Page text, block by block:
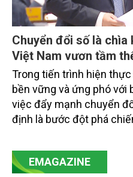
Chuyển đổi số là
Việt Nam vươn tầm
Trong tiến trình hiện
bền vững và ứng phó với
việc đẩy mạnh chuyển
định là bước đột phá
mạnh mẽ, thúc đẩy quá
minh bạch hóa chuỗi
EMAGAZINE